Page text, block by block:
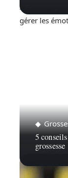
5
grossesse